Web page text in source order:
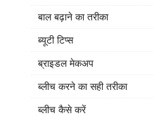
बाल बढ़ाने का तरीका
ब्यूटी टिप्स
ब्राइडल मेकअप
ब्लीच करने का सही तरीका
ब्लीच कैसे करें